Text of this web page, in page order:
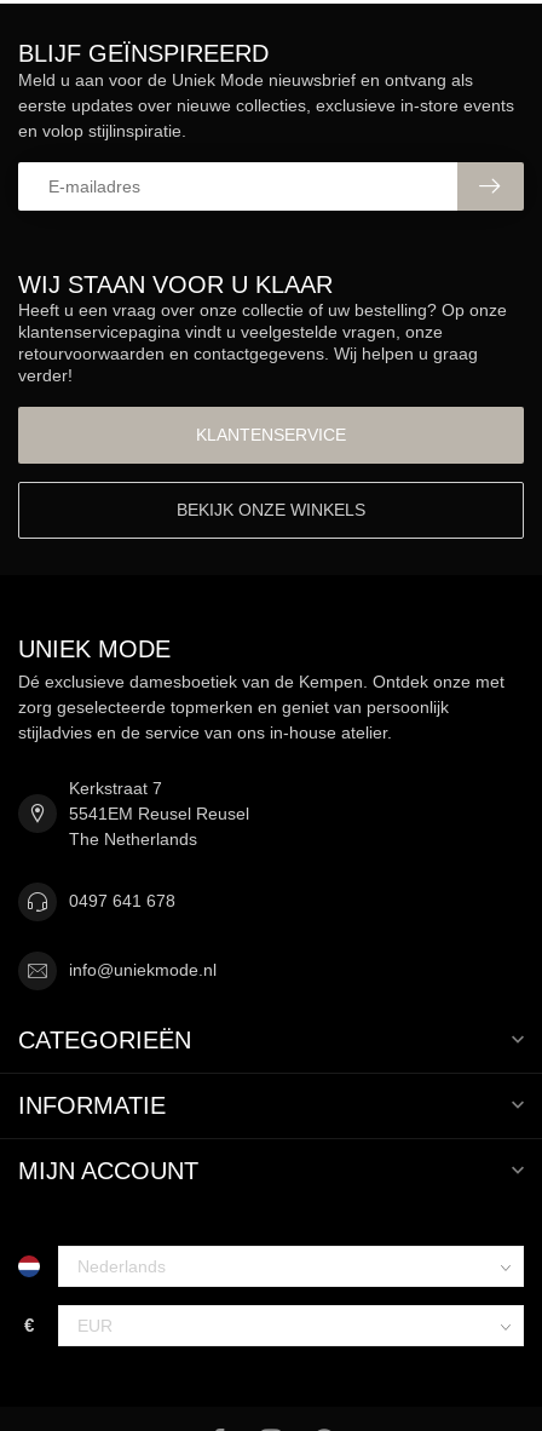
WIJ STAAN VOOR U KLAAR
Heeft u een vraag over onze collectie of uw bestelling? Op onze
klantenservicepagina vindt u veelgestelde vragen, onze
retourvoorwaarden en contactgegevens. Wij helpen u graag
verder!
KLANTENSERVICE
BEKIJK ONZE WINKELS
BLIJF GEÏNSPIREERD
Meld u aan voor de Uniek Mode nieuwsbrief en ontvang als
eerste updates over nieuwe collecties, exclusieve in-store events
en volop stijlinspiratie.
UNIEK MODE
Dé exclusieve damesboetiek van de Kempen. Ontdek onze met
zorg geselecteerde topmerken en geniet van persoonlijk
stijladvies en de service van ons in-house atelier.
Kerkstraat 7
5541EM Reusel Reusel
The Netherlands
0497 641 678
info@uniekmode.nl
CATEGORIEËN
INFORMATIE
MIJN ACCOUNT
€